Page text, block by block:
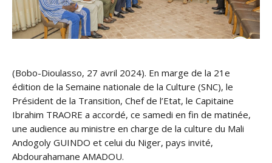
(Bobo-Dioulasso, 27 avril 2024). En marge de la 21e
édition de la Semaine nationale de la Culture (SNC), le
Président de la Transition, Chef de l’Etat, le Capitaine
Ibrahim TRAORE a accordé, ce samedi en fin de matinée,
une audience au ministre en charge de la culture du Mali
Andogoly GUINDO et celui du Niger, pays invité,
Abdourahamane AMADOU.